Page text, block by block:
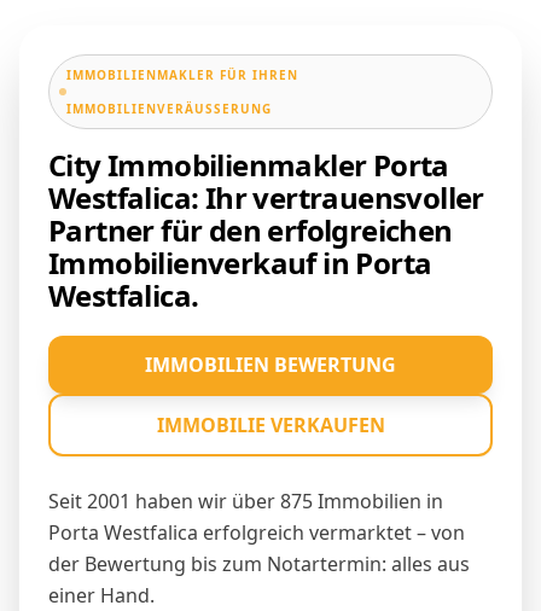
IMMOBILIENMAKLER FÜR IHREN
IMMOBILIENVERÄUSSERUNG
City Immobilienmakler Porta
Westfalica: Ihr vertrauensvoller
Partner für den erfolgreichen
Immobilienverkauf in Porta
Westfalica.
Seit 2001 haben wir über 875 Immobilien in
Porta Westfalica erfolgreich vermarktet – von
der Bewertung bis zum Notartermin: alles aus
einer Hand.
IMMOBILIEN BEWERTUNG
IMMOBILIE VERKAUFEN